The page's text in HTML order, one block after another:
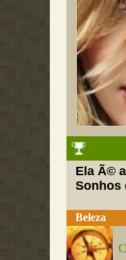
Ela Ã©
Sonhos
Beleza